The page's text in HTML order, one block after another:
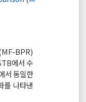
BPR)
에서 수
서 동일한
를 나타낸